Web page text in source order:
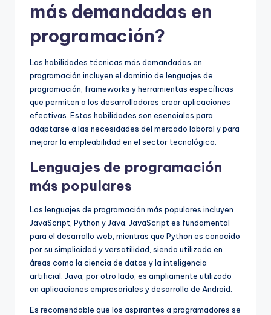
más demandadas en
programación?
Las habilidades técnicas más demandadas en
programación incluyen el dominio de lenguajes de
programación, frameworks y herramientas específicas
que permiten a los desarrolladores crear aplicaciones
efectivas. Estas habilidades son esenciales para
adaptarse a las necesidades del mercado laboral y para
mejorar la empleabilidad en el sector tecnológico.
Lenguajes de programación
más populares
Los lenguajes de programación más populares incluyen
JavaScript, Python y Java. JavaScript es fundamental
para el desarrollo web, mientras que Python es conocido
por su simplicidad y versatilidad, siendo utilizado en
áreas como la ciencia de datos y la inteligencia
artificial. Java, por otro lado, es ampliamente utilizado
en aplicaciones empresariales y desarrollo de Android.
Es recomendable que los aspirantes a programadores se